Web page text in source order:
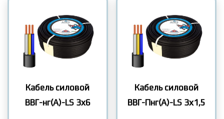
Кабель силовой
ВВГ-нг(А)-LS 3х6
Кабель силовой
ВВГ-Пнг(А)-LS 3х1,5